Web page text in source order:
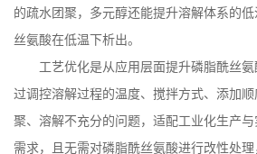
的疏水团聚，多元醇还能提升溶解体系的
丝氨酸在低温下析出。
工艺优化是从应用层面提升磷脂酰丝
过调控溶解过程的温度、搅拌方式、添加
聚、溶解不充分的问题，适配工业化生产
需求，且无需对磷脂酰丝氨酸进行改性处